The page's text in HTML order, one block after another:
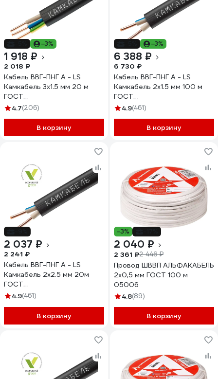
-3%
1 918 ₽
2 018 ₽
Кабель ВВГ-ПНГ А - LS
Камкабель 3x1.5 мм 20 м
ГОСТ
1157К30FG00070А0020М
4.7(206)
В корзину
-3%
6 388 ₽
6 730 ₽
Кабель ВВГ-ПНГ А - LS
Камкабель 2x1.5 мм 100 м
ГОСТ
1157К20FD00070А0100М
4.9(461)
В корзину
2 037 ₽
2 241 ₽
Кабель ВВГ-ПНГ А - LS
Камкабель 2x2.5 мм 20м
ГОСТ
1157К20HD00070А0020М
4.9(461)
В корзину
-3%
2 040 ₽
2 361 ₽2 446 ₽
Провод ШВВП АЛЬФАКАБЕЛЬ
2х0,5 мм ГОСТ 100 м
05006
4.8(89)
В корзину